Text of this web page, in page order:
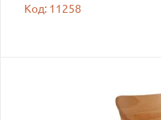
Код: 11258